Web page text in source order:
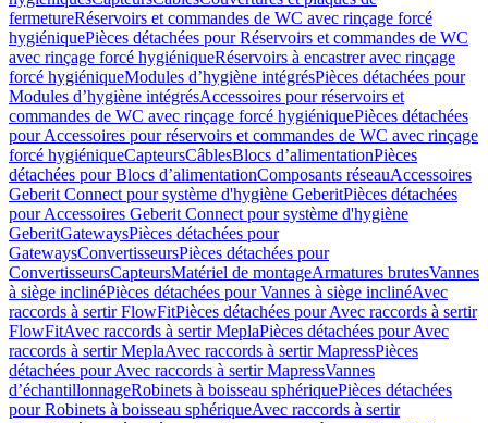
fermetureRéservoirs et commandes de WC avec rinçage forcé
hygiéniquePièces détachées pour Réservoirs et commandes de WC
avec rinçage forcé hygiéniqueRéservoirs à encastrer avec rinçage
forcé hygiéniqueModules d’hygiène intégrésPièces détachées pour
Modules d’hygiène intégrésAccessoires pour réservoirs et
commandes de WC avec rinçage forcé hygiéniquePièces détachées
pour Accessoires pour réservoirs et commandes de WC avec rinçage
forcé hygiéniqueCapteursCâblesBlocs d’alimentationPièces
détachées pour Blocs d’alimentationComposants réseauAccessoires
Geberit Connect pour système d'hygiène GeberitPièces détachées
pour Accessoires Geberit Connect pour système d'hygiène
GeberitGatewaysPièces détachées pour
GatewaysConvertisseursPièces détachées pour
ConvertisseursCapteursMatériel de montageArmatures brutesVannes
à siège inclinéPièces détachées pour Vannes à siège inclinéAvec
raccords à sertir FlowFitPièces détachées pour Avec raccords à sertir
FlowFitAvec raccords à sertir MeplaPièces détachées pour Avec
raccords à sertir MeplaAvec raccords à sertir MapressPièces
détachées pour Avec raccords à sertir MapressVannes
d’échantillonnageRobinets à boisseau sphériquePièces détachées
pour Robinets à boisseau sphériqueAvec raccords à sertir